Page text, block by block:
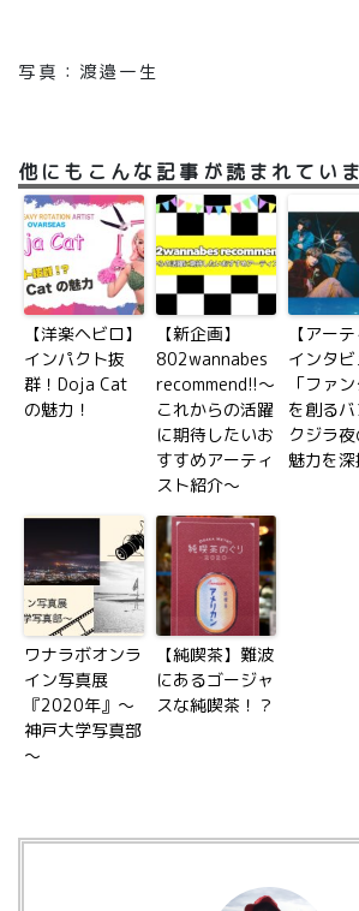
写真：渡邉一生
他にもこんな記事が読まれてい
【洋楽ヘビロ】
インパクト抜
群！Doja Cat
の魅力！
【新企画】
802wannabes
recommend!!〜
これからの活躍
に期待したいお
すすめアーティ
スト紹介〜
【アー
インタビ
「ファ
を創るバ
クジラ
魅力を深
ワナラボオンラ
イン写真展
『2020年』～
神戸大学写真部
～
【純喫茶】難波
にあるゴージャ
スな純喫茶！？